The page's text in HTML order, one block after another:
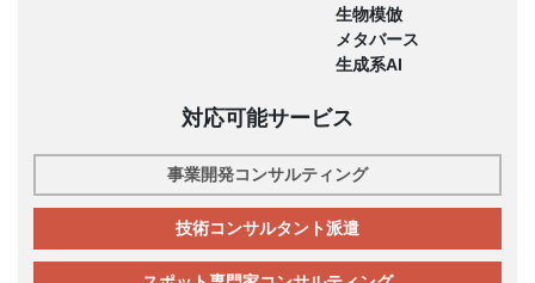
生物模倣
メタバース
生成系AI
対応可能サービス
事業開発コンサルティング
技術コンサルタント派遣